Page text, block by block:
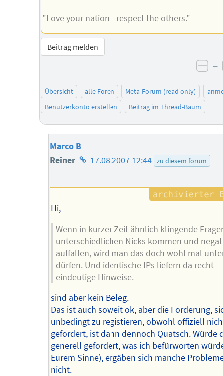
--
"Love your nation - respect the others."
Beitrag melden
–
Übersicht alle Foren Meta-Forum (read only)
Benutzerkonto erstellen
Beitrag im Thread-Baum
Marco B
Reiner Homepage
Autors
17.08.2007 12:44 zu diesem forum
Hi,
Wenn in kurzer Zeit ähnlich klingende
unterschiedlichen Nicks kommen und
auffallen, wird man das doch wohl mal
dürfen. Und identische IPs liefern da recht
eindeutige Hinweise.
sind aber kein Beleg.
Das ist auch soweit ok, aber die Forderung,
unbedingt zu registieren, obwohl offiziell
gefordert, ist dann dennoch Quatsch. Würde
generell gefordert, was ich befürworten
Eurem Sinne), ergäben sich manche
nicht.